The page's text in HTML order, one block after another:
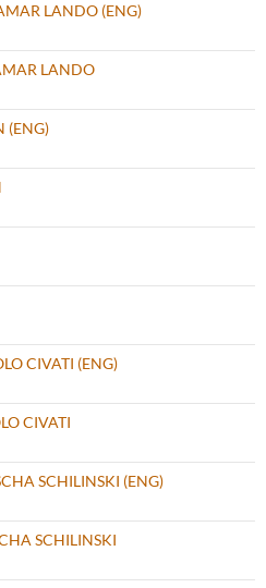
LANDO (ENG)
LANDO
(ENG)
CIVATI (ENG)
CIVATI
SCHILINSKI (ENG)
SCHILINSKI